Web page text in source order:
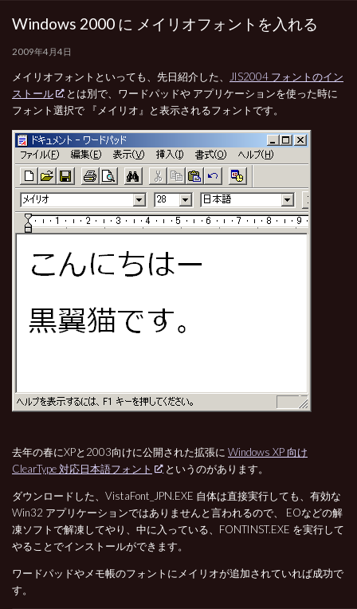
Windows 2000 に メイリオフォントを入れる
2009年4月4日
メイリオフォントといっても、先日紹介した、 JIS2004 フォントのイン
ストール
とは別で、ワードパッドや アプリケーションを使った時に
フォント選択で 『メイリオ』と表示されるフォントです。
去年の春にXPと2003向けに公開された拡張に Windows XP 向け
ClearType 対応日本語フォント
というのがあります。
ダウンロードした、VistaFont_JPN.EXE 自体は直接実行しても、有効な
Win32 アプリケーションではありませんと言われるので、 EOなどの解
凍ソフトで解凍してやり、中に入っている、FONTINST.EXE を実行して
やることでインストールができます。
ワードパッドやメモ帳のフォントにメイリオが追加されていれば成功で
す。